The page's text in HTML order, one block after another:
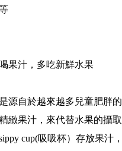
果汁，多吃新鮮水果
源自於越來越多兒童肥胖
緻果汁，來代替水果的攝
cup(吸吸杯）存放果